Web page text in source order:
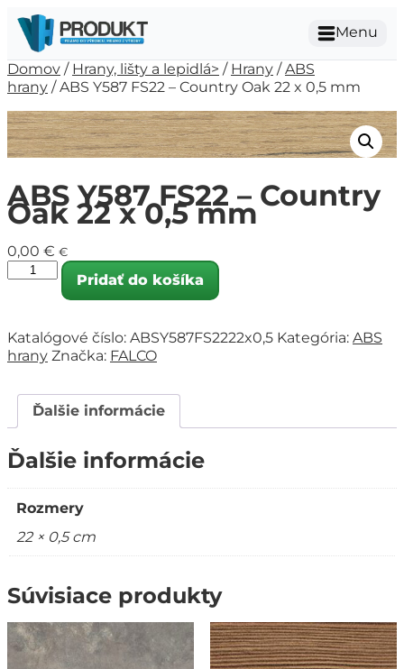
Menu
Domov / Hrany, lišty a lepidlá> / Hrany /ABS
hrany / ABS Y587 FS22 – Country Oak 22 x 0,5 mm
ABS Y587 FS22 – Country
Oak 22 x 0,5 mm
0,00 € €
Pridať do košíka
Katalógové číslo: ABSY587FS2222x0,5 Kategória: ABS
hrany Značka: FALCO
Ďalšie informácie
Ďalšie informácie
Rozmery
22 × 0,5 cm
Súvisiace produkty